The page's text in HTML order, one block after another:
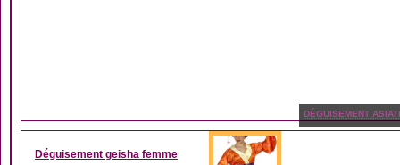
DÉGUISEMENT
Déguisement geisha femme